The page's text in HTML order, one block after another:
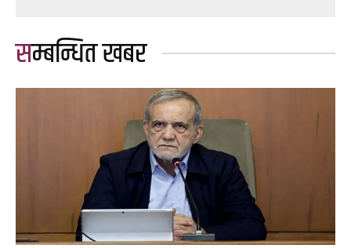
सम्बन्धित खबर